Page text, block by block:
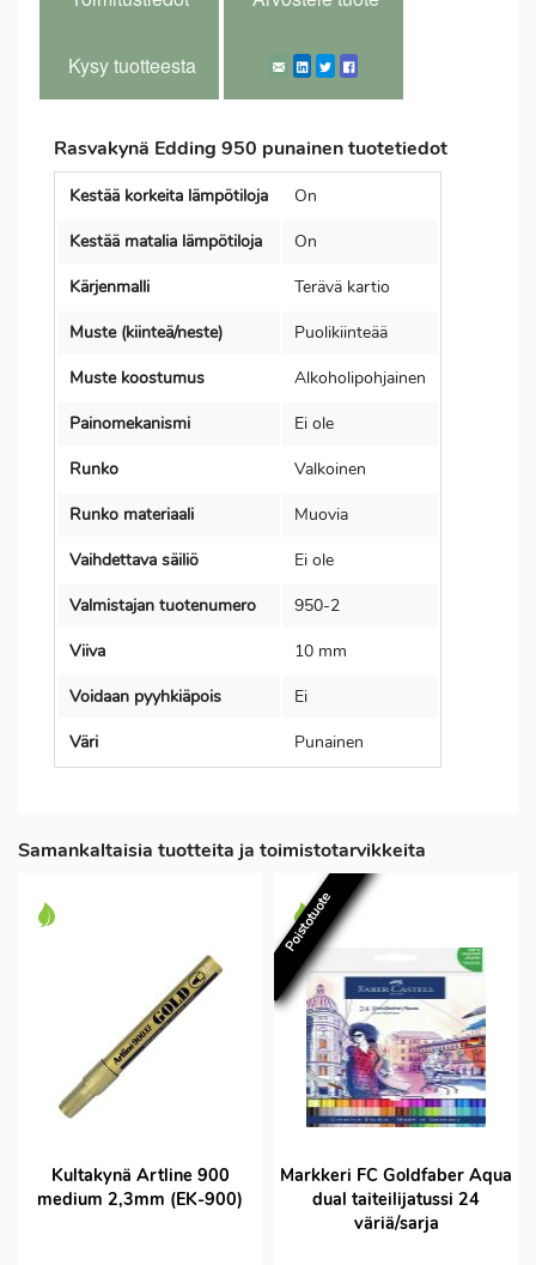
Kysy tuotteesta
Rasvakynä Edding 950 punainen tuotetiedot
Kestää korkeita lämpötiloja
On
Kestää matalia lämpötiloja
On
Kärjenmalli
Terävä kartio
Muste (kiinteä/neste)
Puolikiinteää
Muste koostumus
Alkoholipohjainen
Painomekanismi
Ei ole
Runko
Valkoinen
Runko materiaali
Muovia
Vaihdettava säiliö
Ei ole
Valmistajan tuotenumero
950-2
Viiva
10 mm
Voidaan pyyhkiäpois
Ei
Väri
Punainen
Samankaltaisia tuotteita ja toimistotarvikkeita
Kultakynä Artline 900
medium 2,3mm (EK-900)
Poistotuote
Markkeri FC Goldfaber Aqua
dual taiteilijatussi 24
väriä/sarja